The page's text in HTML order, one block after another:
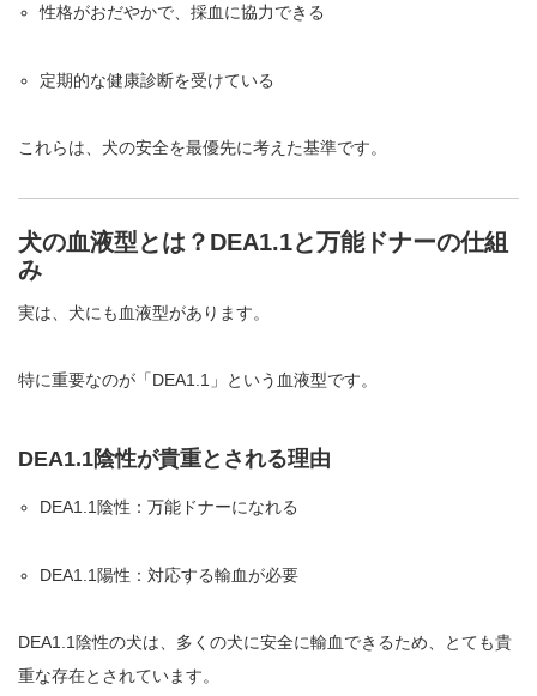
性格がおだやかで、採血に協力できる
定期的な健康診断を受けている
これらは、犬の安全を最優先に考えた基準です。
犬の血液型とは？DEA1.1と万能ドナーの仕組
み
実は、犬にも血液型があります。
特に重要なのが「DEA1.1」という血液型です。
DEA1.1陰性が貴重とされる理由
DEA1.1陰性：万能ドナーになれる
DEA1.1陽性：対応する輸血が必要
DEA1.1陰性の犬は、多くの犬に安全に輸血できるため、とても貴
重な存在とされています。